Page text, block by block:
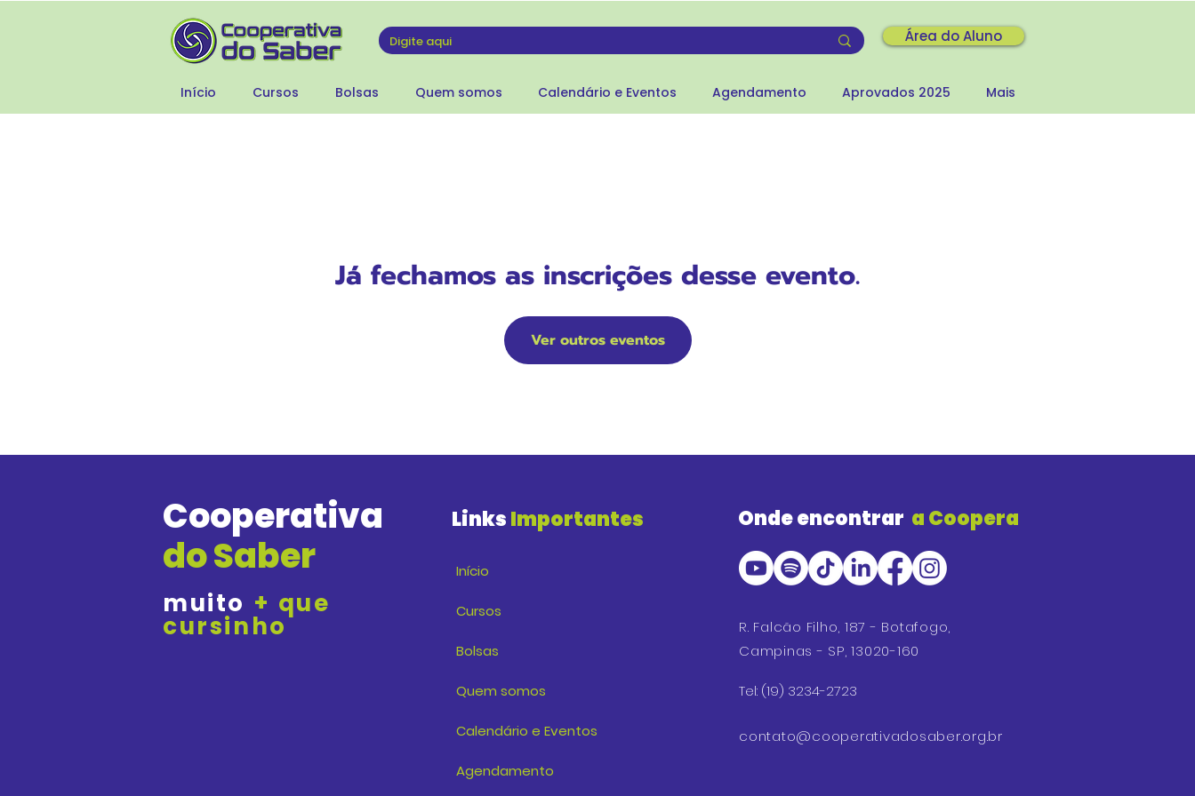
Área do Aluno
Início Cursos Bolsas Quem somos Calendário e Eventos Agendamento Aprovados 2025 Mais
Já fechamos as inscrições desse evento.
Ver outros eventos
Cooperativa
do Saber
muito + que
cursinho
LinksImportantes
Início
Cursos
Bolsas
Quem somos
Calendário e Eventos
Agendamento
Onde encontrar a Coopera
R. Falcão Filho, 187 - Botafogo,
Campinas - SP, 13020-160
Tel: (19) 3234-2723
contato@cooperativadosaber.org.br